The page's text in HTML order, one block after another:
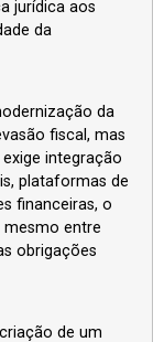
jurídica aos
da
da
fiscal, mas
integração
plataformas de
financeiras, o
mesmo entre
obrigações
de um